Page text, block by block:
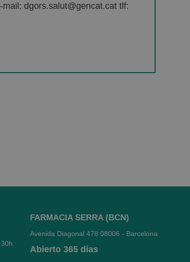
dgors.salut@gencat.cat tlf:
FARMACIA SERRA (BCN)
Avenida Diagonal 478 08006 - Barcelona
Abierto 365 días